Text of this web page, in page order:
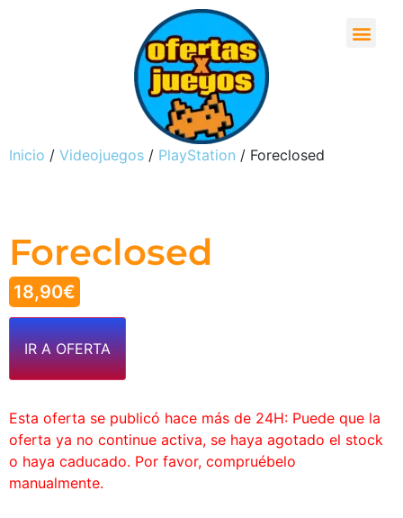
Inicio / Videojuegos / PlayStation / Foreclosed
Foreclosed
18,90€
IR A OFERTA
Esta oferta se publicó hace más de 24H: Puede que la
oferta ya no continue activa, se haya agotado el stock
o haya caducado. Por favor, compruébelo
manualmente.